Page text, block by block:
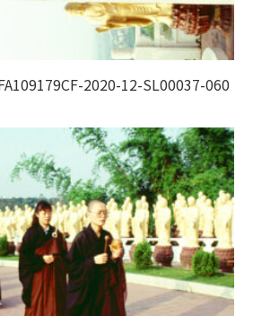
2020-12-SL00037-060